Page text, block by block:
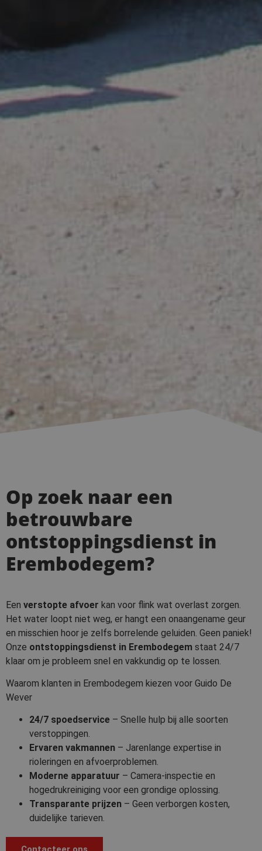
Op zoek naar een
betrouwbare
ontstoppingsdienst in
Erembodegem?
Een verstopte afvoer kan voor flink wat overlast zorgen.
Het water loopt niet weg, er hangt een onaangename geur
en misschien hoor je zelfs borrelende geluiden. Geen paniek!
Onze ontstoppingsdienst in Erembodegem staat 24/7
klaar om je probleem snel en vakkundig op te lossen.
Waarom klanten in Erembodegem kiezen voor Guido De
Wever
24/7 spoedservice – Snelle hulp bij alle soorten
verstoppingen.
Ervaren vakmannen – Jarenlange expertise in
rioleringen en afvoerproblemen.
Moderne apparatuur – Camera-inspectie en
hogedrukreiniging voor een grondige oplossing.
Transparante prijzen – Geen verborgen kosten,
duidelijke tarieven.